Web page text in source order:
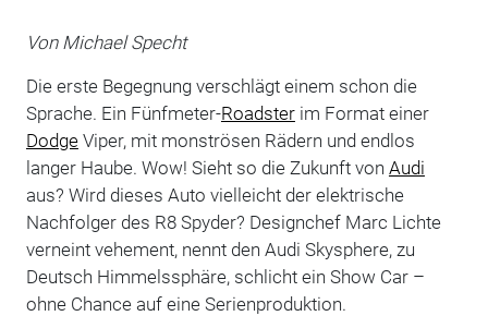
Von Michael Specht
Die erste Begegnung verschlägt einem schon die
Sprache. Ein Fünfmeter-Roadsterim Format einer
DodgeViper, mit monströsen Rädern und endlos
langer Haube. Wow! Sieht so die Zukunft von Audi
aus? Wird dieses Auto vielleicht der elektrische
Nachfolger des R8 Spyder? Designchef Marc Lichte
verneint vehement, nennt den Audi Skysphere, zu
Deutsch Himmelssphäre, schlicht ein Show Car –
ohne Chance auf eine Serienproduktion.